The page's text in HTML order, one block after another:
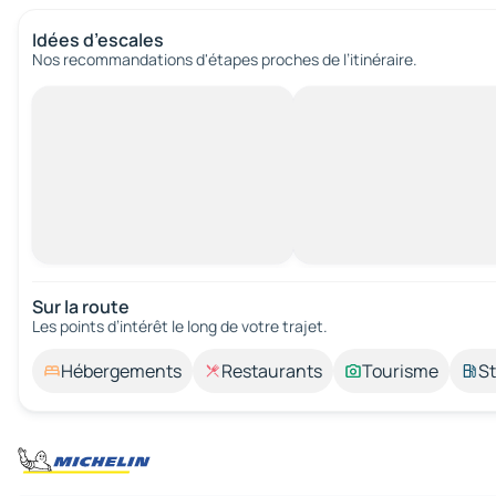
Idées d’escales
Nos recommandations d'étapes proches de l’itinéraire.
Sur la route
Les points d’intérêt le long de votre trajet.
Hébergements Restaurants Tourisme